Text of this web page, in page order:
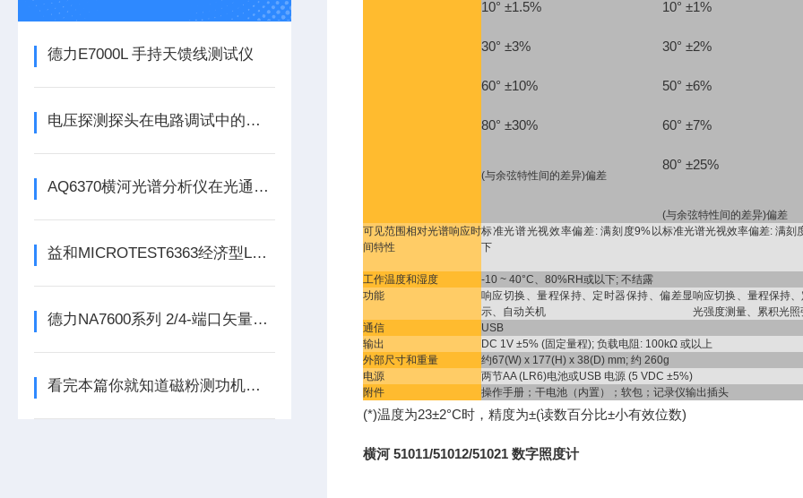
德力E7000L 手持天馈线测试仪
电压探测探头在电路调试中的应用
AQ6370横河光谱分析仪在光通信领域的重要性
益和MICROTEST6363经济型LCR测试仪
德力NA7600系列 2/4-端口矢量网络分析仪/多端口测试仪
看完本篇你就知道磁粉测功机的特性有哪些了
10° ±1.5%
30° ±3%
60° ±10%
80° ±30%
(与余弦特性间的差异)偏差
10° ±1%
30° ±2%
50° ±6%
60° ±7%
80° ±25%
(与余弦特性间的差异)偏差
可见范围相对光谱响应时
间特性
标准光谱光视效率偏差: 满刻度9%以
下
标准光谱光视效率偏差: 满刻
工作温度和湿度
-10 ~ 40°C、80%RH或以下; 不结露
功能
响应切换、量程保持、定时器保持、偏差显
示、自动关机
响应切换、量程保持
光强度测量、累积光照
通信
USB
输出
DC 1V ±5% (固定量程); 负载电阻: 100kΩ 或以上
外部尺寸和重量
约67(W) x 177(H) x 38(D) mm; 约 260g
电源
两节AA (LR6)电池或USB 电源 (5 VDC ±5%)
附件
操作手册；干电池（内置）；软包；记录仪输出插头
(*)温度为23±2°C时，精度为±(读数百分比±小有效位数)
横河 51011/51012/51021 数字照度计